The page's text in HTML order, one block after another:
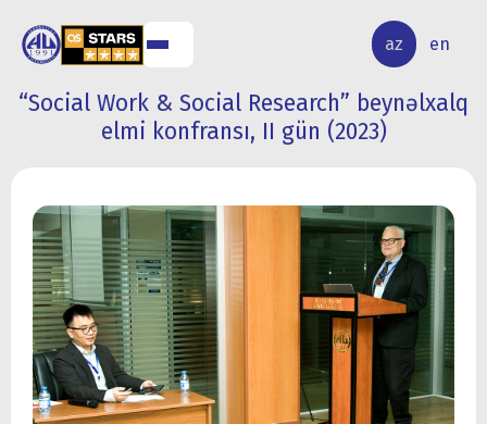
az en
ELMİ
TƏDQİQAT
“Social Work & Social Research” beynəlxalq
elmi konfransı, II gün (2023)